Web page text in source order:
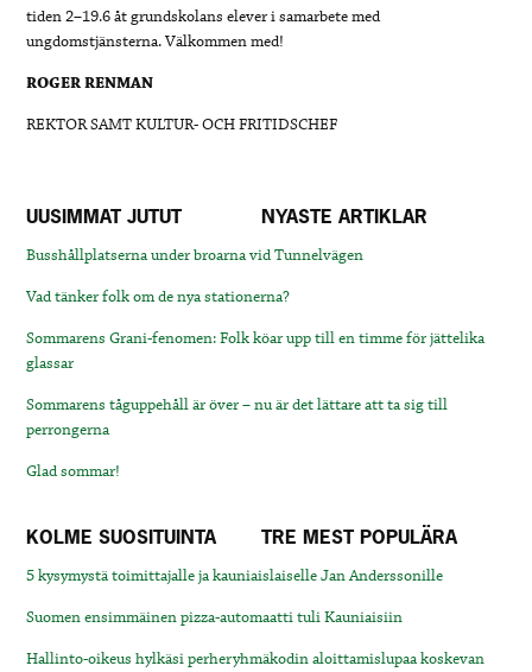
tiden 2–19.6 åt grundskolans elever i samarbete med
ungdomstjänsterna. Välkommen med!
ROGER RENMAN
REKTOR SAMT KULTUR- OCH FRITIDSCHEF
UUSIMMAT JUTUT NYASTE ARTIKLAR
Busshållplatserna under broarna vid Tunnelvägen
Vad tänker folk om de nya stationerna?
Sommarens Grani-fenomen: Folk köar upp till en timme för jättelika
glassar
Sommarens tåguppehåll är över – nu är det lättare att ta sig till
perrongerna
Glad sommar!
KOLME SUOSITUINTA TRE MEST POPULÄRA
5 kysymystä toimittajalle ja kauniaislaiselle Jan Anderssonille
Suomen ensimmäinen pizza-automaatti tuli Kauniaisiin
Hallinto-oikeus hylkäsi perheryhmäkodin aloittamislupaa koskevan